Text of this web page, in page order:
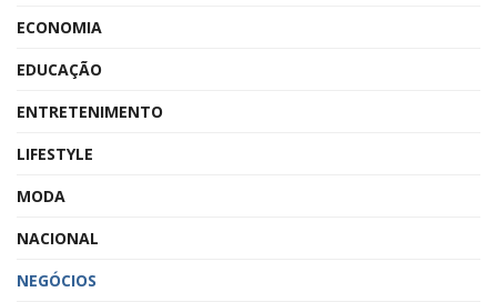
ECONOMIA
EDUCAÇÃO
ENTRETENIMENTO
LIFESTYLE
MODA
NACIONAL
NEGÓCIOS